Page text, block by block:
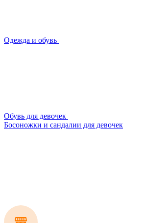
Одежда и обувь
Обувь для девочек
Босоножки и сандалии для девочек